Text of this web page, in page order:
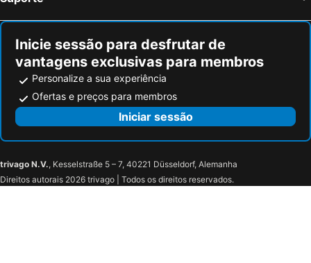
Inicie sessão para desfrutar de
vantagens exclusivas para membros
Personalize a sua experiência
Ofertas e preços para membros
Iniciar sessão
trivago N.V., Kesselstraße 5 – 7, 40221 Düsseldorf, Alemanha
Direitos autorais 2026 trivago | Todos os direitos reservados.